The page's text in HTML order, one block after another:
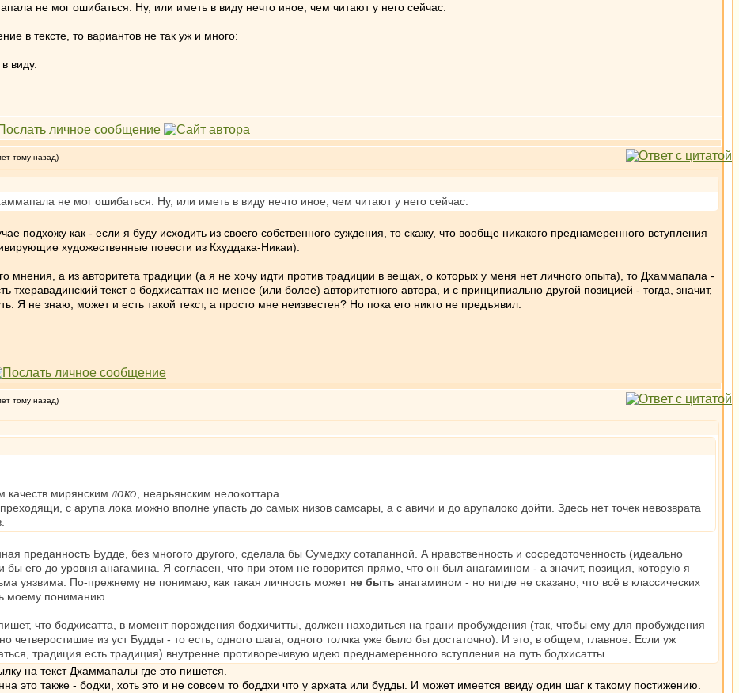
не мог ошибаться. Ну, или иметь в виду нечто иное, чем читают у него сейчас.
в тексте, то вариантов не так уж и много:
виду.
тому назад)
не мог ошибаться. Ну, или иметь в виду нечто иное, чем читают у него сейчас.
подхожу как - если я буду исходить из своего собственного суждения, то скажу, что вообще никакого преднамеренного вступления
художественные повести из Кхуддака-Никаи).
мнения, а из авторитета традиции (а я не хочу идти против традиции в вещах, о которых у меня нет личного опыта), то Дхаммапала -
тхеравадинский текст о бодхисаттах не менее (или более) авторитетного автора, и с принципиально другой позицией - тогда, значит,
Я не знаю, может и есть такой текст, а просто мне неизвестен? Но пока его никто не предъявил.
тому назад)
качеств мирянским локо , неарьянским нелокоттара.
с арупа лока можно вполне упасть до самых низов самсары, а с авичи и до арупалоко дойти. Здесь нет точек невозврата
преданность Будде, без многого другого, сделала бы Сумедху сотапанной. А нравственность и сосредоточенность (идеально
его до уровня анагамина. Я согласен, что при этом не говорится прямо, что он был анагамином - а значит, позиция, которую я
уязвима. По-прежнему не понимаю, как такая личность может не быть анагамином - но нигде не сказано, что всё в классических
моему пониманию.
что бодхисатта, в момент порождения бодхичитты, должен находиться на грани пробуждения (так, чтобы ему для пробуждения
четверостишие из уст Будды - то есть, одного шага, одного толчка уже было бы достаточно). И это, в общем, главное. Если уж
традиция есть традиция) внутренне противоречивую идею преднамеренного вступления на путь бодхисатты.
на текст Дхаммапалы где это пишется.
это также - бодхи, хоть это и не совсем то боддхи что у архата или будды. И может имеется ввиду один шаг к такому постижению.